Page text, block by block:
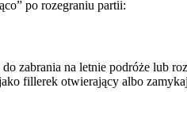
po rozegraniu partii:
zabrania na letnie podróże
fillerek otwierający albo